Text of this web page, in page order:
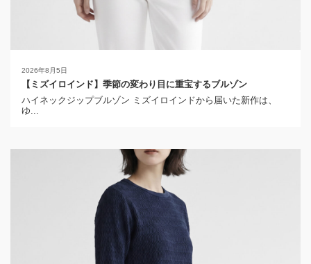
2026年8月5日
【ミズイロインド】季節の変わり目に重宝するブルゾン
ハイネックジップブルゾン ミズイロインドから届いた新作は、
ゆ...